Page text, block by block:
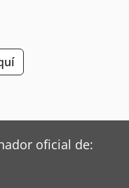
oficial de: